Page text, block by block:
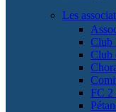
Les
Club
Club
FC 2